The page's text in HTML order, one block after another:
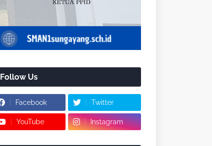
Follow Us
Facebook Twitter
YouTube Instagram